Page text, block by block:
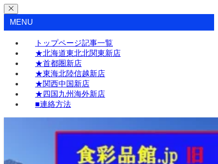
MENU
トップページ記事一覧
★北海道東北北関東新店
★首都圏新店
★東海北陸信越新店
★関西中国新店
★四国九州海外新店
■連絡方法